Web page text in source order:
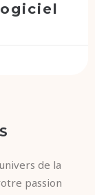
de la
passion